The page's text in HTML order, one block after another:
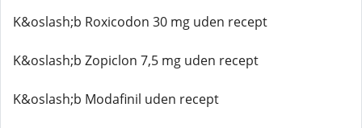
K&oslash;b Roxicodon 30 mg uden recept
K&oslash;b Zopiclon 7,5 mg uden recept
K&oslash;b Modafinil uden recept